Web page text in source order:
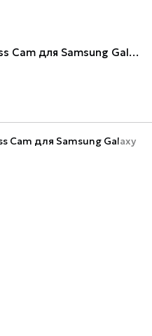
Чохол Cosmiс Soft Case Glass Cam для Samsung Galaxy A34 5G Green